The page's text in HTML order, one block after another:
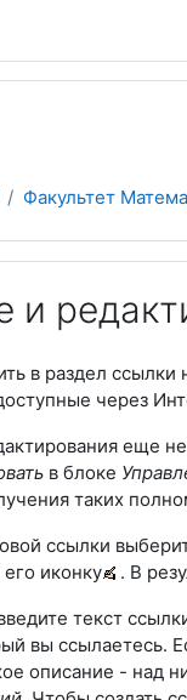
Факультет
и
в раздел
через
еще
в блоке
таких
ссылки
иконку . В
текст
вы ссылаетесь.
описание - над